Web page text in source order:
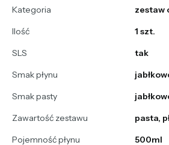
Kategoria
zestaw
Ilość
1 szt.
SLS
tak
Smak płynu
Smak pasty
Zawartość zestawu
pasta,
Pojemność płynu
500ml